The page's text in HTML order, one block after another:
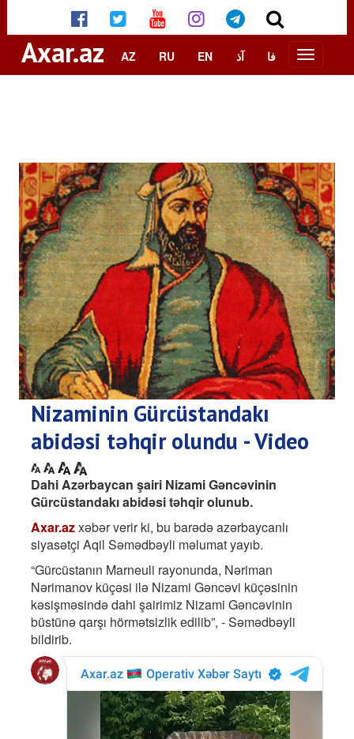
Axar.az AZ RU EN آذ فا
Nizaminin Gürcüstandakı
abidəsi təhqir olundu - Video
Dahi Azərbaycan şairi Nizami Gəncəvinin
Gürcüstandakı abidəsi təhqir olunub.
Axar.azxəbər verir ki, bu barədə azərbaycanlı
siyasətçi Aqil Səmədbəyli məlumat yayıb.
“Gürcüstanın Marneuli rayonunda, Nəriman
Nərimanov küçəsi ilə Nizami Gəncəvi küçəsinin
kəsişməsində dahi şairimiz Nizami Gəncəvinin
büstünə qarşı hörmətsizlik edilib”, - Səmədbəyli
bildirib.